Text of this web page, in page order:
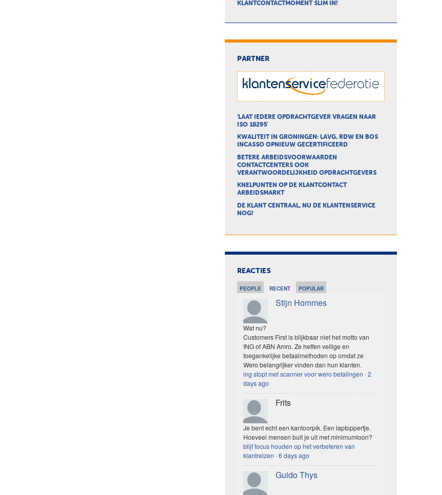
KLANTCONTACTMOMENT SLIM IN!
PARTNER
'LAAT IEDERE OPDRACHTGEVER VRAGEN NAAR
ISO 18295'
KWALITEIT IN GRONINGEN: LAVG, RDW EN BOS
INCASSO OPNIEUW GECERTIFICEERD
BETERE ARBEIDSVOORWAARDEN
CONTACTCENTERS OOK
VERANTWOORDELIJKHEID OPDRACHTGEVERS
KNELPUNTEN OP DE KLANTCONTACT
ARBEIDSMARKT
DE KLANT CENTRAAL, NU DE KLANTENSERVICE
NOG!
REACTIES
PEOPLE RECENT POPULAR
Stijn Hommes
Wat nu?
Customers First is blijkbaar niet het motto van
ING of ABN Amro. Ze heffen veilige en
toegankelijke betaalmethoden op omdat ze
Wero belangrijker vinden dan hun klanten.
ing stopt met scanner voor wero betalingen ·2
days ago
Frits
Je bent echt een kantoorpik. Een laptoppertje.
Hoeveel mensen buit je uit met minimumloon?
blijf focus houden op het verbeteren van
klantreizen ·6 days ago
Guido Thys